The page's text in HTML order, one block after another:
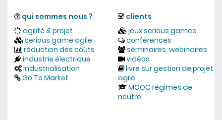
qui sommes nous ?
agilité & projet
serious game agile
réduction des coûts
industrie électrique
industrialisation
Go To Market
clients
jeux serious games
conférences
séminaires, webinaires
vidéos
livre sur gestion de projet
agile
MOOC régimes de
neutre